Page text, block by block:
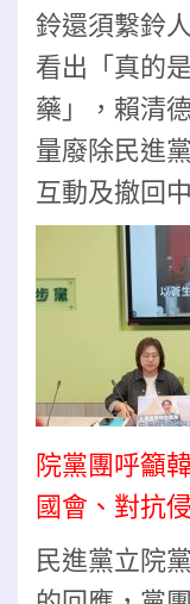
鈴還須繫鈴人
看出「真的
藥」，賴清
量廢除民進
互動及撤回
院黨團呼籲
國會、對抗
民進黨立院